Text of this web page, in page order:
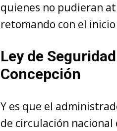
quienes no pudieran
retomando con el
Ley de
Concepción
Y es que el
de circulación nacional